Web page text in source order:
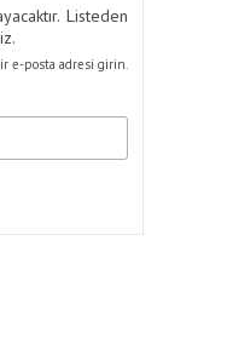
Listeden
e-posta adresi girin.